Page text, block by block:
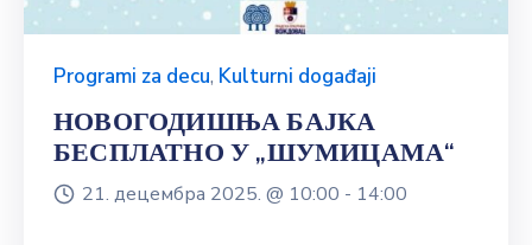
Programi za decu, Kulturni događaji
НОВОГОДИШЊА БАЈКА
БЕСПЛАТНО У „ШУМИЦАМА“
21. децембра 2025. @ 10:00 - 14:00